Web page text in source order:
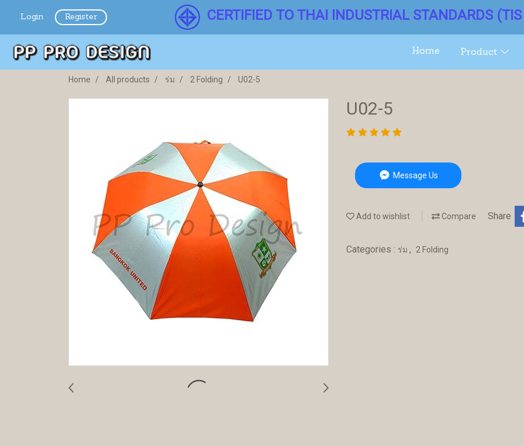
Login Register CERTIFIED TO THAI INDUSTRIAL STANDARDS
Home Product
Home All products ร่ม 2 Folding U02-5
U02-5
Message Us
Add to wishlist Compare Share
Categories : ร่ม , 2 Folding